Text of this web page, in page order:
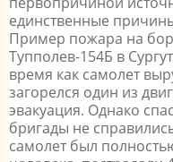
единственные
Пример пожара на
Тупполев-154Б в
время как самолет
загорелся один из
эвакуация. Однако
бригады не
самолет был